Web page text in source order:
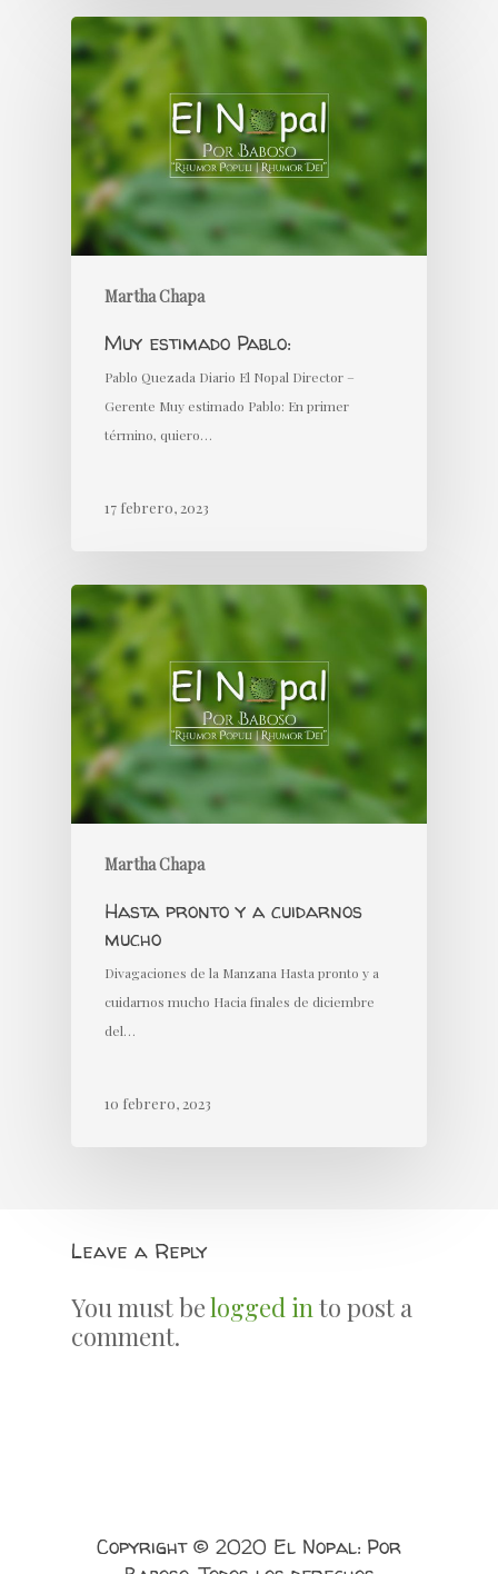
Martha Chapa
Muy estimado Pablo:
Pablo Quezada Diario El Nopal Director –
Gerente Muy estimado Pablo: En primer
término, quiero…
17 febrero, 2023
Martha Chapa
Hasta pronto y a cuidarnos
mucho
Divagaciones de la Manzana Hasta pronto y a
cuidarnos mucho Hacia finales de diciembre
del…
10 febrero, 2023
Leave a Reply
You must belogged into post a
comment.
Copyright © 2020 El Nopal: Por